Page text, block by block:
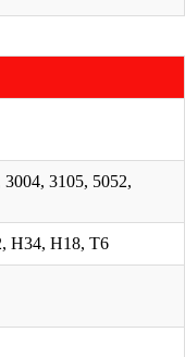
3105, 5052,
H34, H18, T6